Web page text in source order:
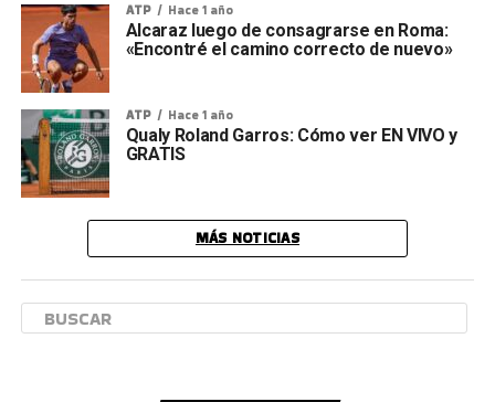
ATP Hace 1 año
Alcaraz luego de consagrarse en Roma:
«Encontré el camino correcto de nuevo»
ATP Hace 1 año
Qualy Roland Garros: Cómo ver EN VIVO y
GRATIS
MÁS NOTICIAS